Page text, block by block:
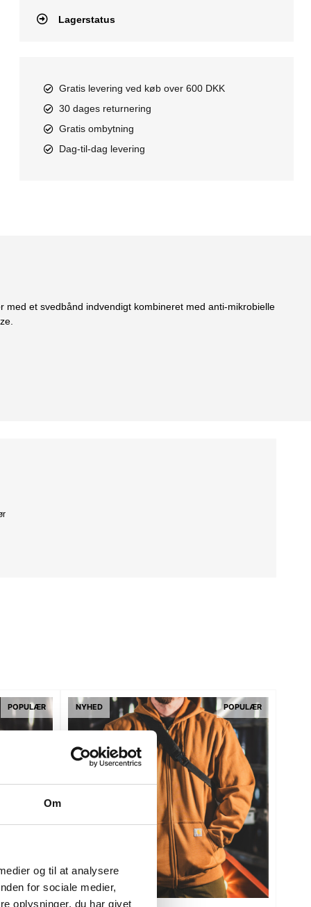
Om
og til at analysere
for sociale medier,
oplysninger, du har givet
Lagerstatus
Gratis levering ved køb over 600 DKK
30 dages returnering
Gratis ombytning
Dag-til-dag levering
et svedbånd indvendigt kombineret med anti-mikrobielle
POPULÆR NYHED POPULÆR